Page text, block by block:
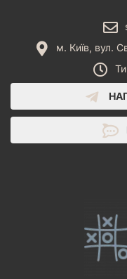
м. Київ, вул.